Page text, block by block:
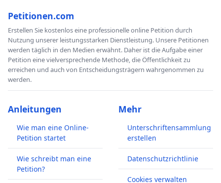
Petitionen.com
Erstellen Sie kostenlos eine professionelle online Petition durch
Nutzung unserer leistungsstarken Dienstleistung. Unsere Petitionen
werden täglich in den Medien erwähnt. Daher ist die Aufgabe einer
Petition eine vielversprechende Methode, die Öffentlichkeit zu
erreichen und auch von Entscheidungsträgern wahrgenommen zu
werden.
Anleitungen
Wie man eine Online-
Petition startet
Wie schreibt man eine
Petition?
Mehr
Unterschriftensammlung
erstellen
Datenschutzrichtlinie
Cookies verwalten